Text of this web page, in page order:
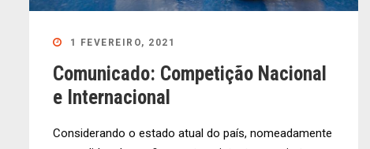
1 FEVEREIRO, 2021
Comunicado: Competição Nacional
e Internacional
Considerando o estado atual do país, nomeadamente